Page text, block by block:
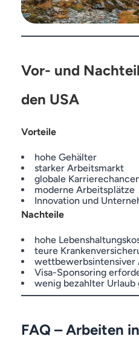
Vor- und
den USA
Vorteile
hohe Gehälter
starker Arbeitsmarkt
globale
moderne Arbeitsplätze
Innovation und
Nachteile
hohe
teure
wettbewerbsintensiver
Visa-Sponsoring
wenig bezahlter
FAQ – Arbeiten